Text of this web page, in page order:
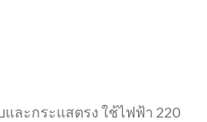
ละกระแสตรง ใช้ไฟฟ้า 220